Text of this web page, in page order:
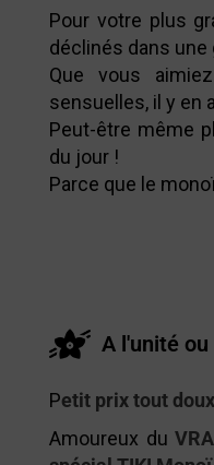
Pour votre plus
déclinés dans une
Que vous
sensuelles, il y en
Peut-être même
du jour !
Parce que le
A l'unité
Petit prix tout doux
Amoureux du